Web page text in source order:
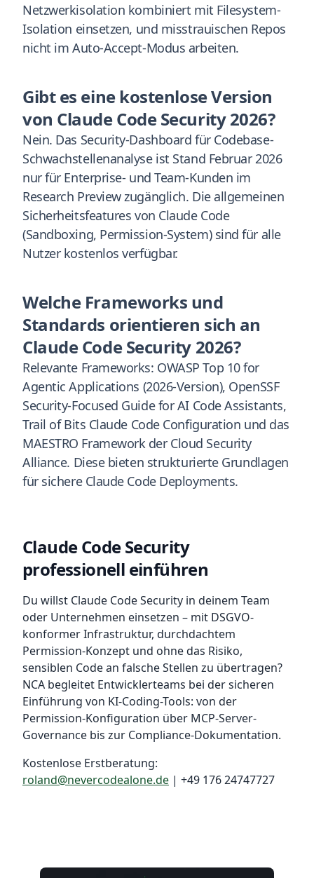
Netzwerkisolation kombiniert mit Filesystem-
Isolation einsetzen, und misstrauischen Repos
nicht im Auto-Accept-Modus arbeiten.
Gibt es eine kostenlose Version
von Claude Code Security 2026?
Nein. Das Security-Dashboard für Codebase-
Schwachstellenanalyse ist Stand Februar 2026
nur für Enterprise- und Team-Kunden im
Research Preview zugänglich. Die allgemeinen
Sicherheitsfeatures von Claude Code
(Sandboxing, Permission-System) sind für alle
Nutzer kostenlos verfügbar.
Welche Frameworks und
Standards orientieren sich an
Claude Code Security 2026?
Relevante Frameworks: OWASP Top 10 for
Agentic Applications (2026-Version), OpenSSF
Security-Focused Guide for AI Code Assistants,
Trail of Bits Claude Code Configuration und das
MAESTRO Framework der Cloud Security
Alliance. Diese bieten strukturierte Grundlagen
für sichere Claude Code Deployments.
Claude Code Security
professionell einführen
Du willst Claude Code Security in deinem Team
oder Unternehmen einsetzen – mit DSGVO-
konformer Infrastruktur, durchdachtem
Permission-Konzept und ohne das Risiko,
sensiblen Code an falsche Stellen zu übertragen?
NCA begleitet Entwicklerteams bei der sicheren
Einführung von KI-Coding-Tools: von der
Permission-Konfiguration über MCP-Server-
Governance bis zur Compliance-Dokumentation.
Kostenlose Erstberatung:
roland@nevercodealone.de | +49 176 24747727